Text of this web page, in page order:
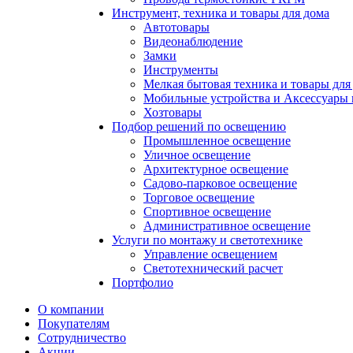
Инструмент, техника и товары для дома
Автотовары
Видеонаблюдение
Замки
Инструменты
Мелкая бытовая техника и товары для
Мобильные устройства и Аксессуары
Хозтовары
Подбор решений по освещению
Промышленное освещение
Уличное освещение
Архитектурное освещение
Садово-парковое освещение
Торговое освещение
Спортивное освещение
Административное освещение
Услуги по монтажу и светотехнике
Управление освещением
Светотехнический расчет
Портфолио
О компании
Покупателям
Сотрудничество